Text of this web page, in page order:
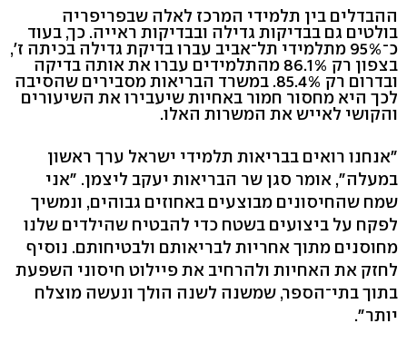
ההבדלים בין תלמידי המרכז לאלה שבפריפריה
בולטים גם בבדיקות גדילה ובבדיקות ראייה. כך, בעוד
כ־95% מתלמידי תל־אביב עברו בדיקת גדילה בכיתה ז',
בצפון רק 86.1% מהתלמידים עברו את אותה בדיקה
ובדרום רק 85.4%. במשרד הבריאות מסבירים שהסיבה
לכך היא מחסור חמור באחיות שיעבירו את השיעורים
והקושי לאייש את המשרות האלו.
"אנחנו רואים בבריאות תלמידי ישראל ערך ראשון
במעלה", אומר סגן שר הבריאות יעקב ליצמן. "אני
שמח שהחיסונים מבוצעים באחוזים גבוהים, ונמשיך
לפקח על ביצועים בשטח כדי להבטיח שהילדים שלנו
מחוסנים מתוך אחריות לבריאותם ולבטיחותם. נוסיף
לחזק את האחיות ולהרחיב את פיילוט חיסוני השפעת
בתוך בתי־הספר, שמשנה לשנה הולך ונעשה מוצלח
יותר".